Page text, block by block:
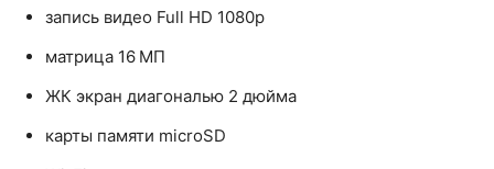
запись видео Full HD 1080p
матрица 16 МП
ЖК экран диагональю 2 дюйма
карты памяти microSD